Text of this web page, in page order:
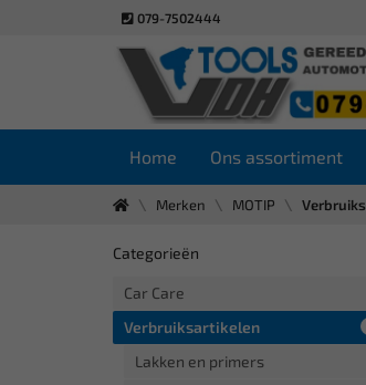
079-7502444
Home Ons assortiment
Merken MOTIP
Categorieën
Car Care
Verbruiksartikelen
Lakken en primers